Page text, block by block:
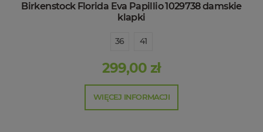
Birkenstock Florida Eva Papillio 1029738 damskie
klapki
36 41
299,00 zł
WIĘCEJ INFORMACJI